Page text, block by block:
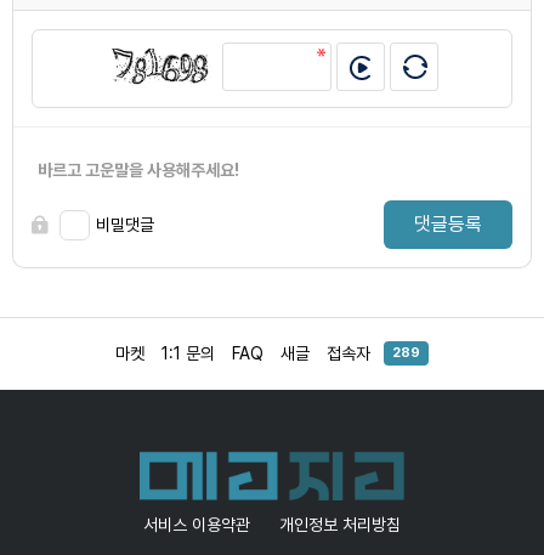
바르고 고운말을 사용해주세요!
비밀댓글 댓글등록
마켓 1:1 문의 FAQ 새글 접속자 289
서비스 이용약관 개인정보 처리방침